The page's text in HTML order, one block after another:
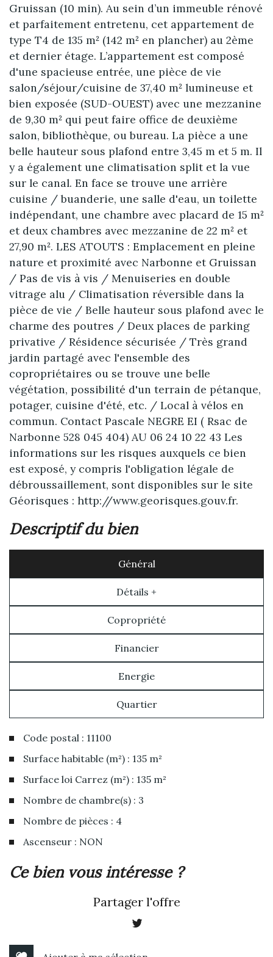
Gruissan (10 min). Au sein d’un immeuble rénové
et parfaitement entretenu, cet appartement de
type T4 de 135 m² (142 m² en plancher) au 2ème
et dernier étage. L’appartement est composé
d'une spacieuse entrée, une pièce de vie
salon/séjour/cuisine de 37,40 m² lumineuse et
bien exposée (SUD-OUEST) avec une mezzanine
de 9,30 m² qui peut faire office de deuxième
salon, bibliothèque, ou bureau. La pièce a une
belle hauteur sous plafond entre 3,45 m et 5 m. Il
y a également une climatisation split et la vue
sur le canal. En face se trouve une arrière
cuisine / buanderie, une salle d'eau, un toilette
indépendant, une chambre avec placard de 15 m²
et deux chambres avec mezzanine de 22 m² et
27,90 m². LES ATOUTS : Emplacement en pleine
nature et proximité avec Narbonne et Gruissan
/ Pas de vis à vis / Menuiseries en double
vitrage alu / Climatisation réversible dans la
pièce de vie / Belle hauteur sous plafond avec le
charme des poutres / Deux places de parking
privative / Résidence sécurisée / Très grand
jardin partagé avec l'ensemble des
copropriétaires ou se trouve une belle
végétation, possibilité d'un terrain de pétanque,
potager, cuisine d'été, etc. / Local à vélos en
commun. Contact Pascale NEGRE EI ( Rsac de
Narbonne 528 045 404) AU 06 24 10 22 43 Les
informations sur les risques auxquels ce bien
est exposé, y compris l'obligation légale de
débroussaillement, sont disponibles sur le site
Géorisques : http://www.georisques.gouv.fr.
descriptif du bien
Général
Détails +
Copropriété
Financier
Energie
Quartier
Code postal : 11100
Surface habitable (m²) : 135 m²
Surface loi Carrez (m²) : 135 m²
Nombre de chambre(s) : 3
Nombre de pièces : 4
Ascenseur : NON
la ville de narbonne (11100)
ce bien vous intéresse ?
Partager l'offre